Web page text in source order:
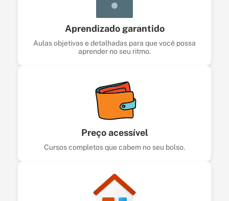
Aprendizado garantido
Aulas objetivas e detalhadas para que você possa
aprender no seu ritmo.
Preço acessível
Cursos completos que cabem no seu bolso.